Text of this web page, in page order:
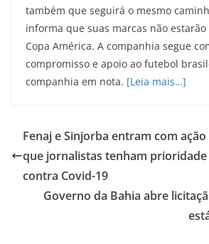
também que seguirá o mesmo
informa que suas marcas não
Copa América. A companhia segue
compromisso e apoio ao futebol
companhia em nota. [Leia mais…]
Fenaj e Sinjorba entram com ação
que jornalistas tenham prioridade
contra Covid-19
Governo da Bahia abre